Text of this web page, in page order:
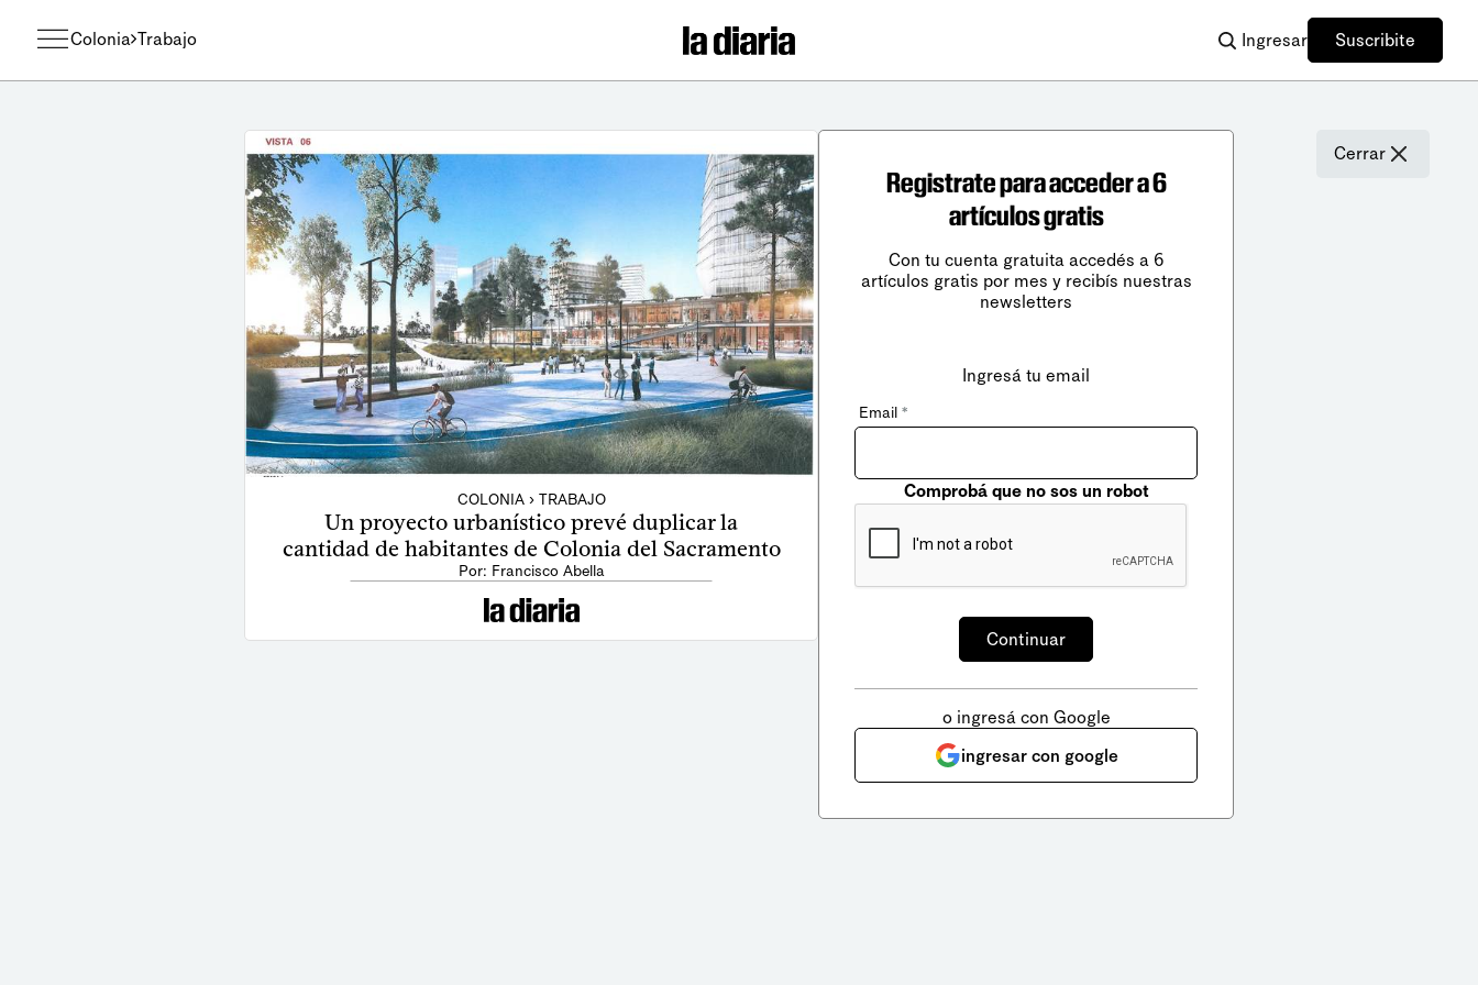
Colonia Trabajo Ingresar Suscribite
COLONIA › TRABAJO
Un proyecto urbanístico prevé duplicar la
cantidad de habitantes de Colonia del Sacramento
Por: Francisco Abella
Cerrar
Registrate para acceder a 6
artículos gratis
Con tu cuenta gratuita accedés a 6
artículos gratis por mes y recibís nuestras
newsletters
Ingresá tu email
Email *
Comprobá que no sos un robot
o ingresá con Google
ingresar con google